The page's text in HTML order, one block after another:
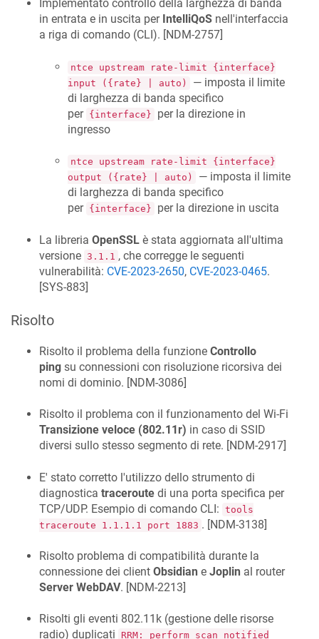
Implementato controllo della larghezza di banda
in entrata e in uscita per IntelliQoS nell'interfaccia
a riga di comando (CLI). [NDM-2757]
ntce upstream rate-limit {interface}
input ({rate} | auto)
— imposta il limite
di larghezza di banda specifico
per {interface}
per la direzione in
ingresso
ntce upstream rate-limit {interface}
output ({rate} | auto)
— imposta il limite
di larghezza di banda specifico
per {interface} per la direzione in uscita
La libreria OpenSSL è stata aggiornata all'ultima
versione 3.1.1 , che corregge le seguenti
vulnerabilità: CVE-2023-2650, CVE-2023-0465.
[SYS-883]
Risolto
Risolto il problema della funzione Controllo
ping su connessioni con risoluzione ricorsiva dei
nomi di dominio. [NDM-3086]
Risolto il problema con il funzionamento del Wi-Fi
Transizione veloce (802.11r) in caso di SSID
diversi sullo stesso segmento di rete. [NDM-2917]
E' stato corretto l'utilizzo dello strumento di
diagnostica traceroute di una porta specifica per
TCP/UDP. Esempio di comando CLI: tools
traceroute 1.1.1.1 port 1883 . [NDM-3138]
Risolto problema di compatibilità durante la
connessione dei client Obsidian e Joplin al router
Server WebDAV. [NDM-2213]
Risolti gli eventi 802.11k (gestione delle risorse
radio) duplicati
RRM: perform scan notified